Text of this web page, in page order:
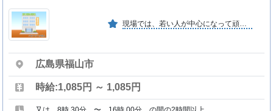
現場では、若い人が中心になって頑張っています。未経験者にも ていねいに指導し、現場にいかせる様にしています。
広島県福山市
時給:1,085円 ～ 1,085円